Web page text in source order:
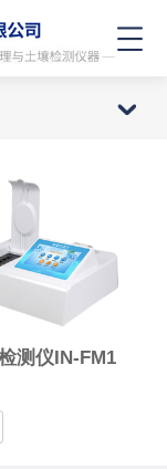
测仪IN-FM1